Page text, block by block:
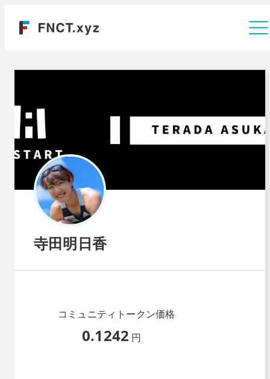
寺田明日香
コミュニティトークン価格
0.1242 円